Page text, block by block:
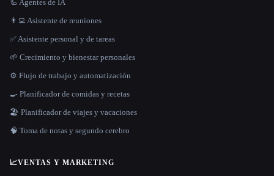
🦾 Agentes de IA
👨‍💻 Asistente de reuniones
✅ Asistente personal y de tareas
🌱 Crecimiento y bienestar personales
⚙️ Flujo de trabajo y automatización
🍳 Planificador de comidas y recetas
🏖 Planificador de viajes y vacaciones
🧠 Toma de notas y segundo cerebro
📈VENTAS Y MARKETING